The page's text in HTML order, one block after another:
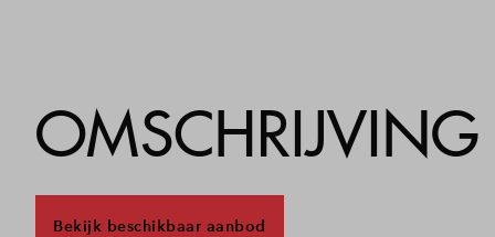
OMSCHRIJVING
Bekijk beschikbaar aanbod